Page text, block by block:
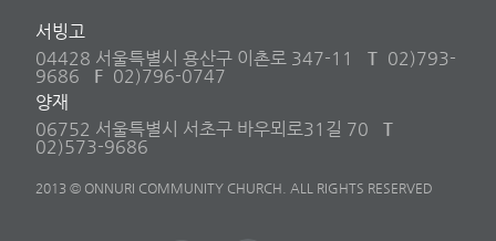
서빙고
04428 서울특별시 용산구 이촌로 347-11
T 02)793-
9686
F 02)796-0747
양재
06752 서울특별시 서초구 바우뫼로31길 70
T
02)573-9686
2013 © ONNURI COMMUNITY CHURCH. ALL RIGHTS RESERVED